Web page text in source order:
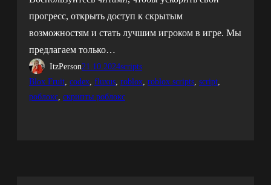
прогресс, открыть доступ к скрытым
возможностям и стать лучшим игроком в игре. Мы
предлагаем только…
ItzPerson21.10.2024scripts
Blox Fruit, codex, fluxus, roblox, roblox scripts, script
роблокс, скрипты роблокс